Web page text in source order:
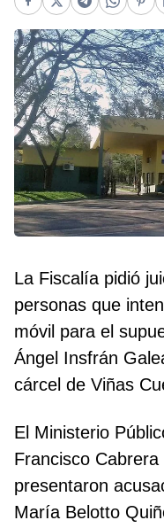
Facebook
X Telegram
La Fiscalía pidió
personas que
móvil para el
Ángel Insfrán
cárcel de Viñas
El Ministerio
Francisco
presentaron
María Belotto